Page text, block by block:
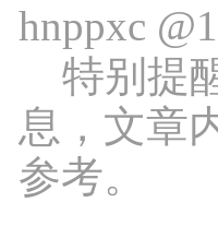
hnppxc
特别提
息，文章
参考。